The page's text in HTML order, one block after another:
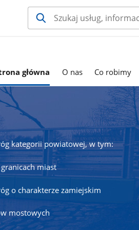
główna O nas Co robimy
kategorii powiatowej, w tym:
miast
o charakterze zamiejskim
mostowych